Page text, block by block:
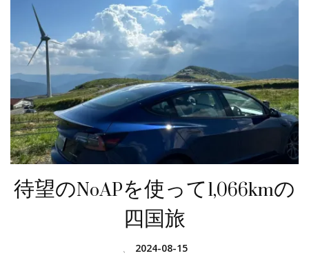
待望のNoAPを使って1,066kmの
四国旅
2024-08-15